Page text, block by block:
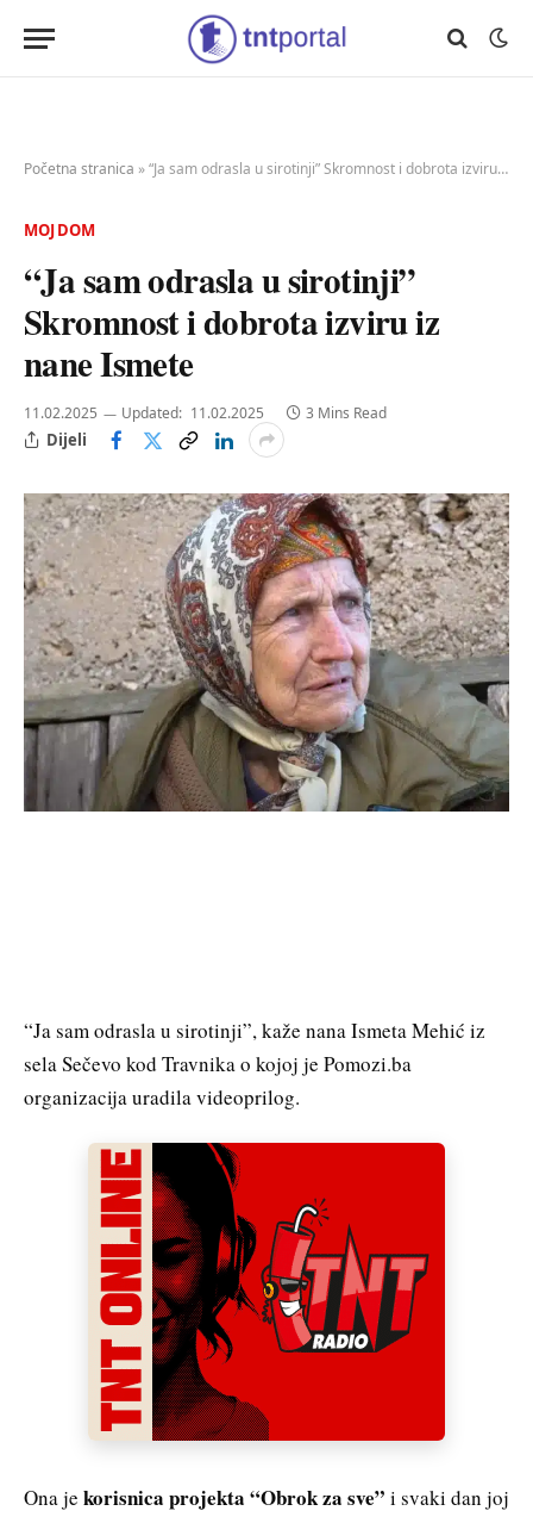
Početna stranica »“Ja sam odrasla u sirotinji” Skromnost i dobrota izviru iz nane Ismete
MOJ DOM
“Ja sam odrasla u sirotinji”
Skromnost i dobrota izviru iz
nane Ismete
11.02.2025 Updated: 11.02.2025 3 Mins Read
Dijeli
“Ja sam odrasla u sirotinji”, kaže nana Ismeta Mehić iz
sela Sečevo kod Travnika o kojoj je Pomozi.ba
organizacija uradila videoprilog.
Ona je korisnica projekta “Obrok za sve” i svaki dan joj